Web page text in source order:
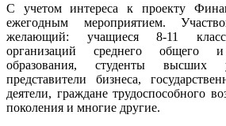
С учетом интереса к проекту
ежегодным мероприятием.
желающий: учащиеся 8-11
организаций среднего общего и
образования, студенты высших
представители бизнеса,
деятели, граждане трудоспособного
поколения и многие другие.